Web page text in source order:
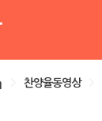
찬양율동영상